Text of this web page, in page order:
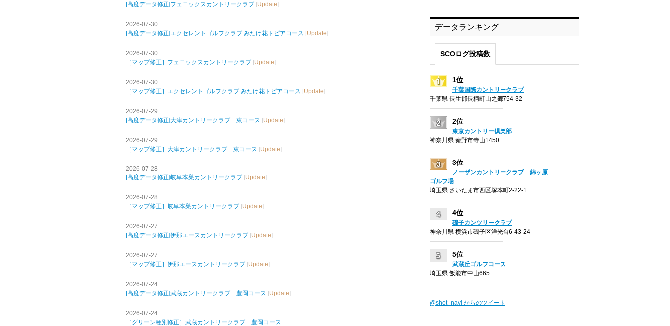
[高度データ修正]フェニックスカントリークラブ [Update]
2026-07-30
[高度データ修正]エクセレントゴルフクラブ みたけ花トピアコース [Update]
2026-07-30
［マップ修正］フェニックスカントリークラブ [Update]
2026-07-30
［マップ修正］エクセレントゴルフクラブ みたけ花トピアコース [Update]
2026-07-29
[高度データ修正]大津カントリークラブ 東コース [Update]
2026-07-29
［マップ修正］大津カントリークラブ 東コース [Update]
2026-07-28
[高度データ修正]岐阜本巣カントリークラブ [Update]
2026-07-28
［マップ修正］岐阜本巣カントリークラブ [Update]
2026-07-27
[高度データ修正]伊那エースカントリークラブ [Update]
2026-07-27
［マップ修正］伊那エースカントリークラブ [Update]
2026-07-24
[高度データ修正]武蔵カントリークラブ 豊岡コース [Update]
2026-07-24
［グリーン種別修正］武蔵カントリークラブ 豊岡コース
データランキング
SCOログ投稿数
1位
千葉国際カントリークラブ
千葉県 長生郡長柄町山之郷754-32
2位
東京カントリー倶楽部
神奈川県 秦野市寺山1450
3位
ノーザンカントリークラブ 錦ヶ原
ゴルフ場
埼玉県 さいたま市西区塚本町2-22-1
4位
磯子カンツリークラブ
神奈川県 横浜市磯子区洋光台6-43-24
5位
武蔵丘ゴルフコース
埼玉県 飯能市中山665
@shot_navi からのツイート